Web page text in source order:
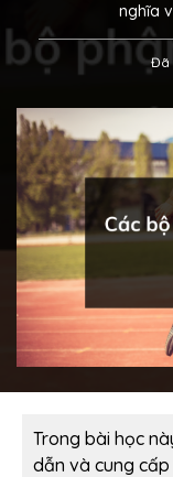
nghĩa
Đã
Trong bài học
dẫn và cung